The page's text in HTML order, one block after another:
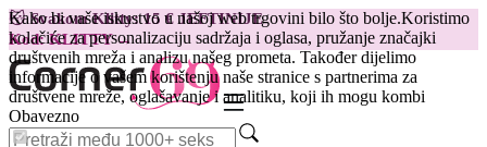
Kako bi vaše iskustvo u našoj web trgovini bilo što bolje.Koristimo
kolačiće za personalizaciju sadržaja i oglasa, pružanje značajki
društvenih mreža i analizu našeg prometa. Također dijelimo
informacije o vašem korištenju naše stranice s partnerima za
društvene mreže, oglašavanje i analitiku, koji ih mogu kombi
Obavezno
😽Svakom Klitty: 15 € JEFTINIJE
Kod: KLITTY →